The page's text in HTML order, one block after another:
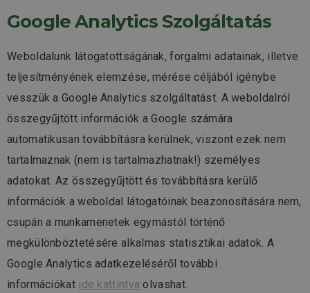
Google Analytics Szolgáltatás
Weboldalunk látogatottságának, forgalmi adatainak, illetve
teljesítményének elemzése, mérése céljából igénybe
vesszük a Google Analytics szolgáltatást. A weboldalról
összegyűjtött információk a Google számára
automatikusan továbbításra kerülnek, viszont ezek nem
tartalmaznak (nem is tartalmazhatnak!) személyes
adatokat. Az összegyűjtött és továbbításra kerülő
információk a weboldal látogatóinak beazonosítására nem,
csupán a munkamenetek egymástól történő
megkülönböztetésére alkalmas statisztikai adatok. A
Google Analytics adatkezeléséről további
információkat ide kattintva olvashat.